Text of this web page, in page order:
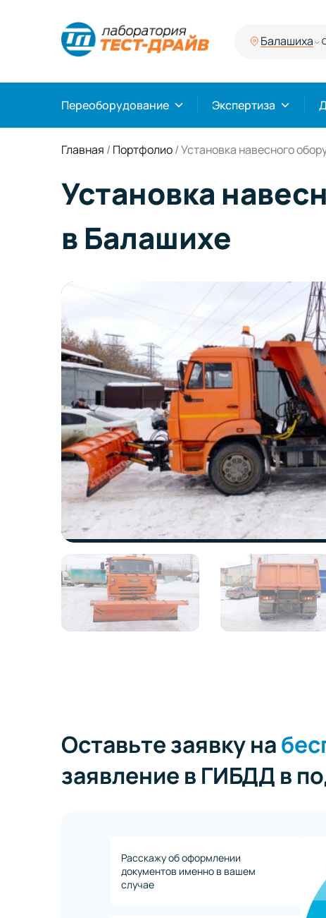
Балашиха
Переоборудование Экспертиза
Главная / Портфолио/Установка навесного
Установка
в Балашихе
Оставьте заявку на
заявление в ГИБДД в
Расскажу об оформлении
документов именно в вашем
случае